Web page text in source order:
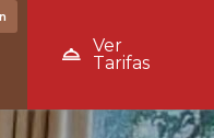
Ver
Tarifas
VER TARIFAS